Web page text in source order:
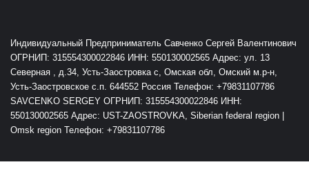
Индивидуальный Предприниматель Савченко Сергей Валентинович
ОГРНИП: 315554300022846 ИНН: 550130002565 Адрес: ул. 13
Северная , д.34, Усть-Заостровка с, Омская обл, Омский м.р-н,
Усть-Заостровское с.п. 644552 Россия Телефон: +79831107786
SAVCENKO SERGEY ОГРНИП: 315554300022846 ИНН:
550130002565 Адрес: UST-ZAOSTROVKA, Siberian federal region |
Omsk region Телефон: +79831107786